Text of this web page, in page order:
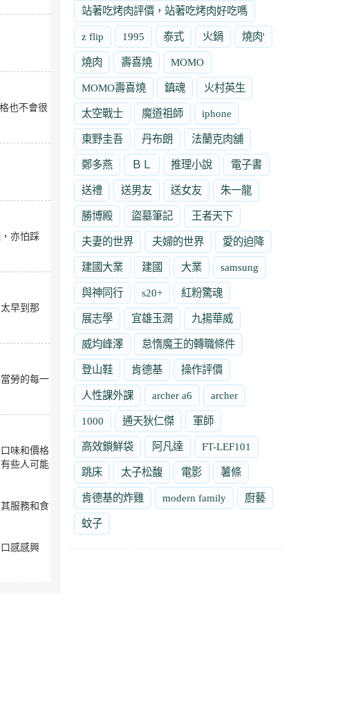
也不會很
亦怕踩
早到那
勞的每一
味和價格
些人可能
服務和食
感感興
站著吃烤肉評價，站著吃烤肉好吃嗎
z flip 1995 泰式 火鍋 燒肉'
燒肉 壽喜燒 MOMO
MOMO壽喜燒 鎮魂 火村英生
太空戰士 魔道祖師 iphone
東野圭吾 丹布朗 法蘭克肉舖
鄭多燕 ＢＬ 推理小說 電子書
送禮 送男友 送女友 朱一龍
勝博殿 盜墓筆記 王者天下
夫妻的世界 夫婦的世界 愛的迫降
建國大業 建國 大業 samsung
與神同行 s20+ 紅粉驚魂
展志學 宜雄玉潤 九揚華威
威均峰澤 怠惰魔王的轉職條件
登山鞋 肯德基 操作評價
人性課外課 archer a6 archer
1000 通天狄仁傑 軍師
高效鎖鮮袋 阿凡達 FT-LEF101
跳床 太子松馥 電影 薯條
肯德基的炸雞 modern family 廚藝
蚊子